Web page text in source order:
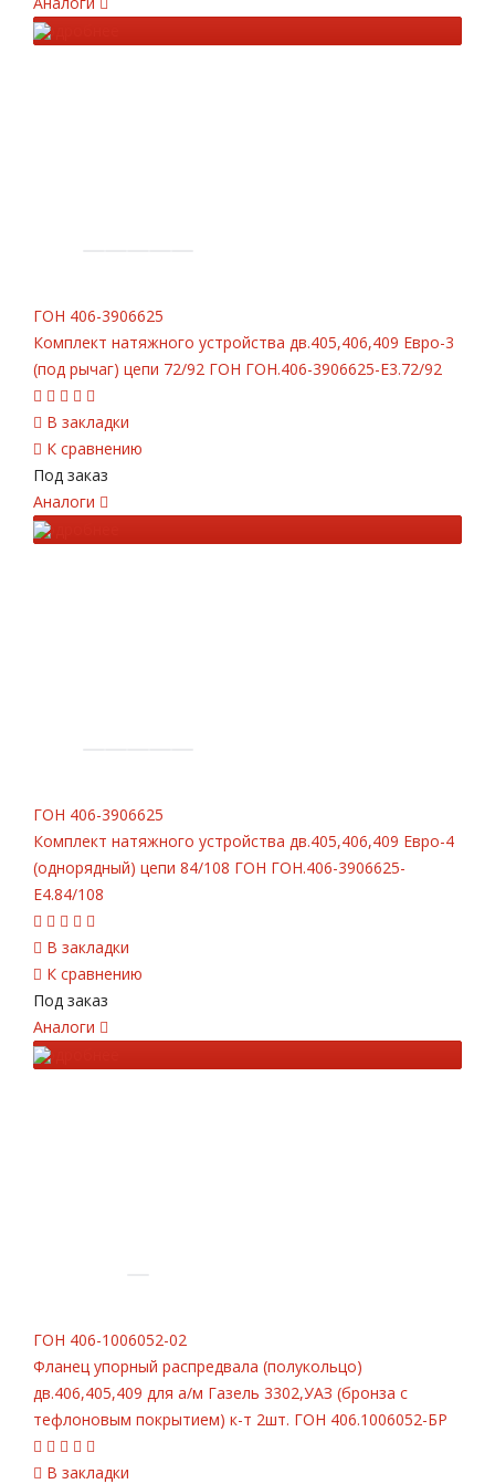
Подробнее
ГОН 406-3906625
Комплект натяжного устройства дв.405,406,409 Евро-3
(под рычаг) цепи 72/92 ГОН ГОН.406-3906625-Е3.72/92
В закладки
К сравнению
Под заказ
Аналоги
Подробнее
ГОН 406-3906625
Комплект натяжного устройства дв.405,406,409 Евро-4
(однорядный) цепи 84/108 ГОН ГОН.406-3906625-
Е4.84/108
В закладки
К сравнению
Под заказ
Аналоги
Подробнее
ГОН 406-1006052-02
Фланец упорный распредвала (полукольцо)
дв.406,405,409 для а/м Газель 3302,УАЗ (бронза с
тефлоновым покрытием) к-т 2шт. ГОН 406.1006052-БР
В закладки